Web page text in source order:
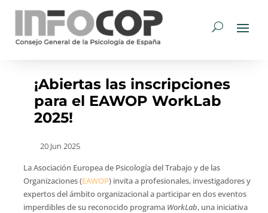
¡Abiertas las inscripciones
para el EAWOP WorkLab
2025!
20 Jun 2025
La Asociación Europea de Psicología del Trabajo y de las
Organizaciones (EAWOP) invita a profesionales, investigadores y
expertos del ámbito organizacional a participar en dos eventos
imperdibles de su reconocido programa WorkLab, una iniciativa